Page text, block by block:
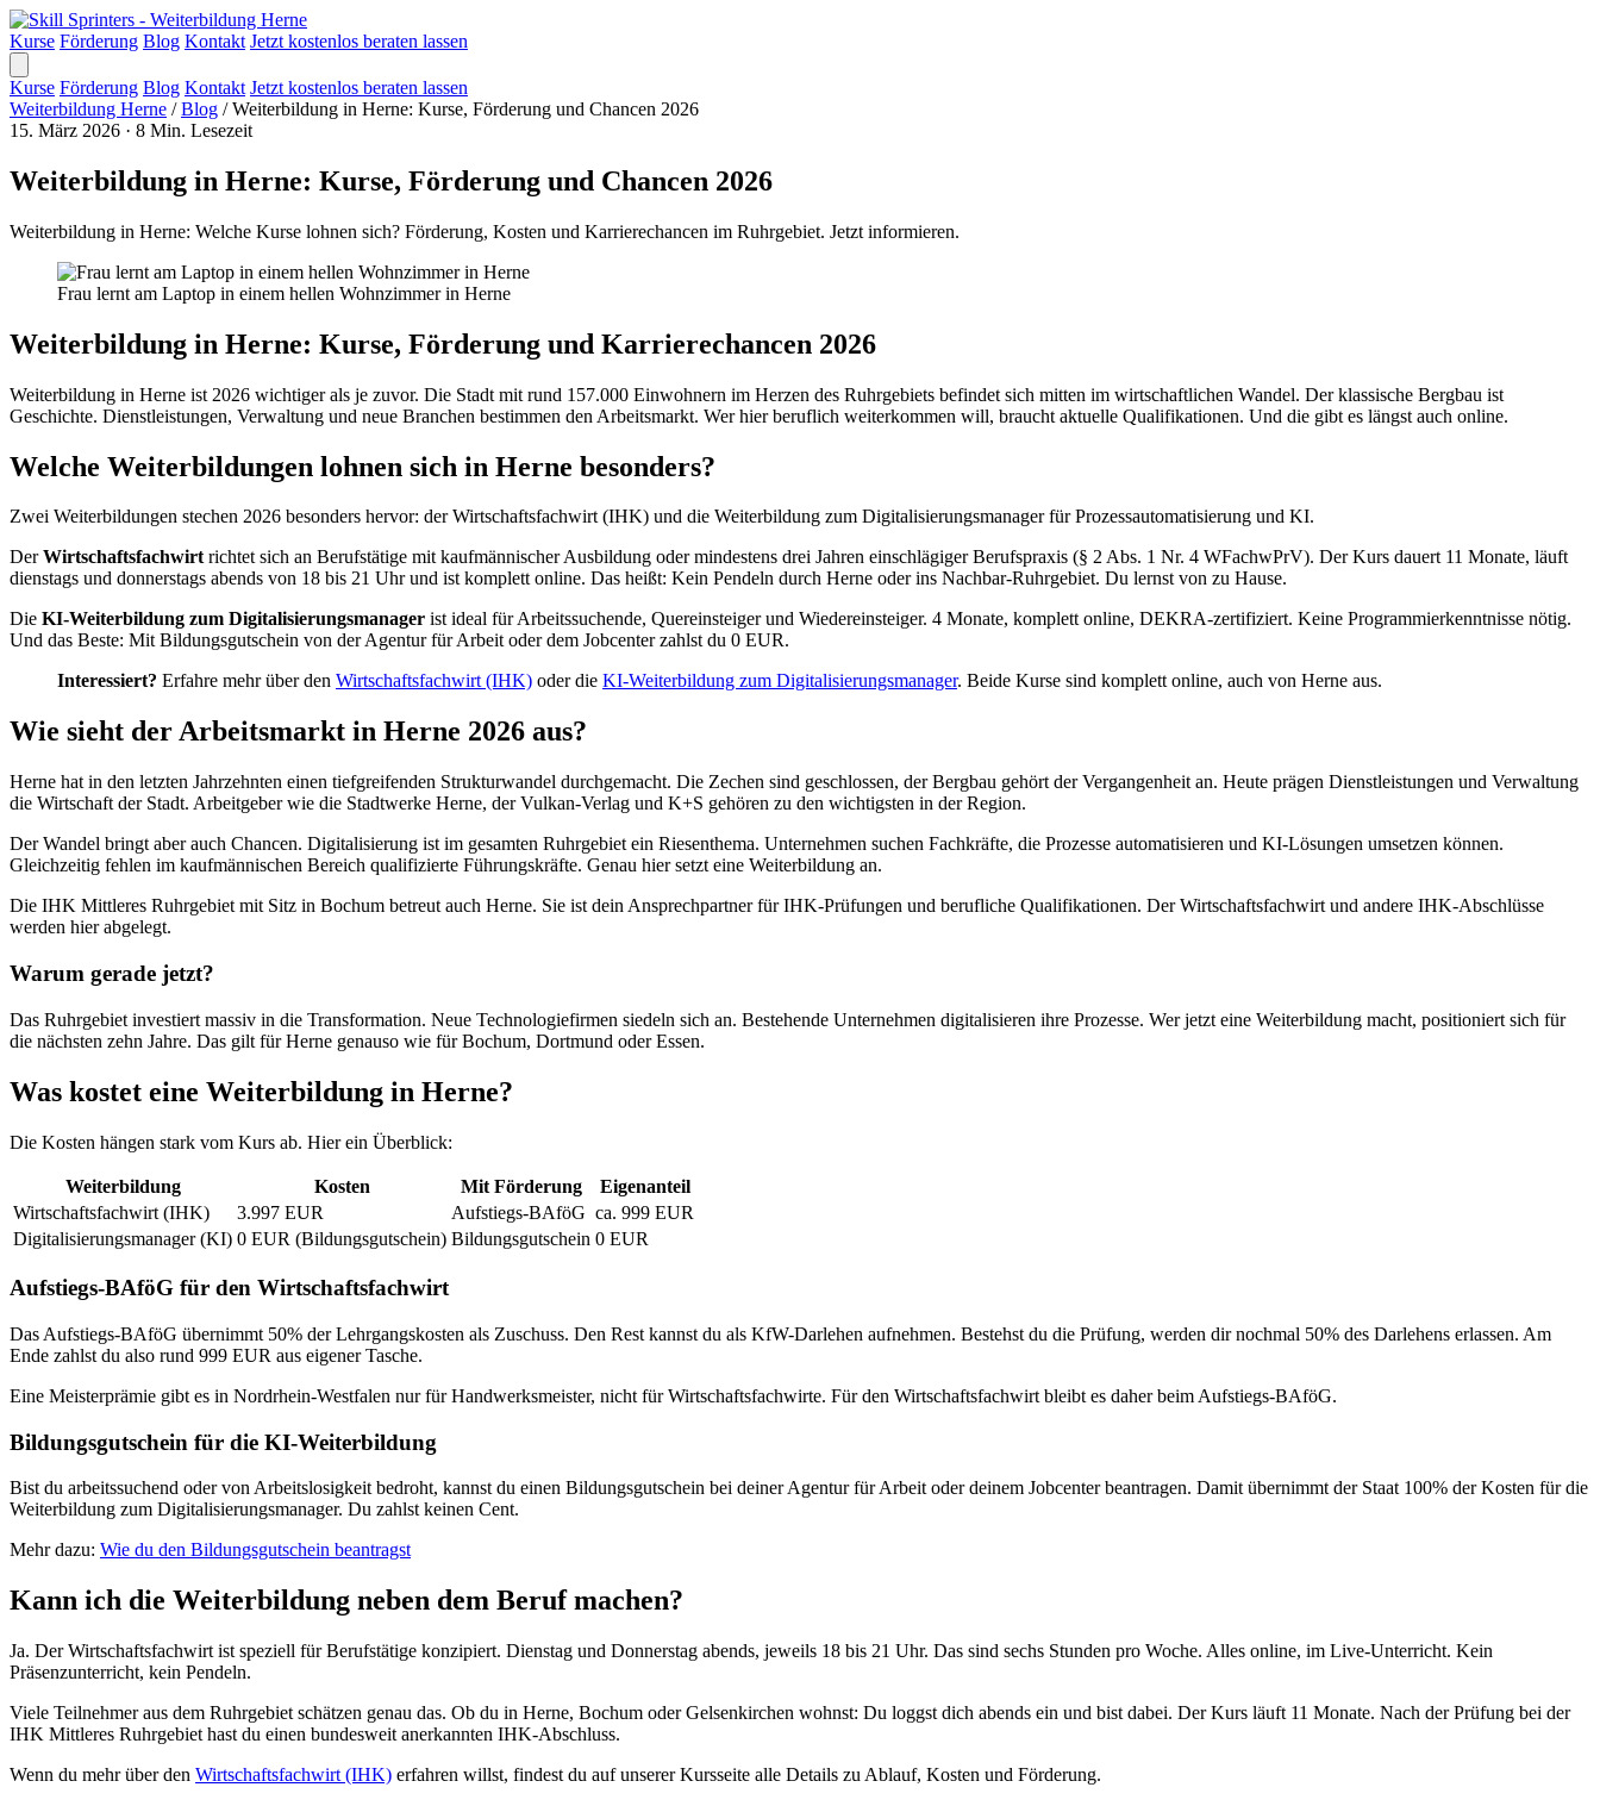
Kurse Förderung Blog Kontakt Jetzt kostenlos beraten lassen
Kurse Förderung Blog Kontakt Jetzt kostenlos beraten lassen
Weiterbildung Herne / Blog / Weiterbildung in Herne: Kurse, Förderung und Chancen 2026
15. März 2026 · 8 Min. Lesezeit
Weiterbildung in Herne: Kurse, Förderung und Chancen 2026
Weiterbildung in Herne: Welche Kurse lohnen sich? Förderung, Kosten und Karrierechancen im Ruhrgebiet. Jetzt informieren.
Frau lernt am Laptop in einem hellen Wohnzimmer in Herne
Weiterbildung in Herne: Kurse, Förderung und Karrierechancen 2026
Weiterbildung in Herne ist 2026 wichtiger als je zuvor. Die Stadt mit rund 157.000 Einwohnern im Herzen des Ruhrgebiets befindet sich mitten im wirtschaftlichen Wandel. Der klassische Bergbau ist
Geschichte. Dienstleistungen, Verwaltung und neue Branchen bestimmen den Arbeitsmarkt. Wer hier beruflich weiterkommen will, braucht aktuelle Qualifikationen. Und die gibt es längst auch online.
Welche Weiterbildungen lohnen sich in Herne besonders?
Zwei Weiterbildungen stechen 2026 besonders hervor: der Wirtschaftsfachwirt (IHK) und die Weiterbildung zum Digitalisierungsmanager für Prozessautomatisierung und KI.
DerWirtschaftsfachwirtrichtet sich an Berufstätige mit kaufmännischer Ausbildung oder mindestens drei Jahren einschlägiger Berufspraxis (§ 2 Abs. 1 Nr. 4 WFachwPrV). Der Kurs dauert 11 Monate, läuft
dienstags und donnerstags abends von 18 bis 21 Uhr und ist komplett online. Das heißt: Kein Pendeln durch Herne oder ins Nachbar-Ruhrgebiet. Du lernst von zu Hause.
Die KI-Weiterbildung zum Digitalisierungsmanager ist ideal für Arbeitssuchende, Quereinsteiger und Wiedereinsteiger. 4 Monate, komplett online, DEKRA-zertifiziert. Keine Programmierkenntnisse nötig.
Und das Beste: Mit Bildungsgutschein von der Agentur für Arbeit oder dem Jobcenter zahlst du 0 EUR.
Interessiert? Erfahre mehr über den Wirtschaftsfachwirt (IHK) oder die KI-Weiterbildung zum Digitalisierungsmanager. Beide Kurse sind komplett online, auch von Herne aus.
Wie sieht der Arbeitsmarkt in Herne 2026 aus?
Herne hat in den letzten Jahrzehnten einen tiefgreifenden Strukturwandel durchgemacht. Die Zechen sind geschlossen, der Bergbau gehört der Vergangenheit an. Heute prägen Dienstleistungen und Verwaltung
die Wirtschaft der Stadt. Arbeitgeber wie die Stadtwerke Herne, der Vulkan-Verlag und K+S gehören zu den wichtigsten in der Region.
Der Wandel bringt aber auch Chancen. Digitalisierung ist im gesamten Ruhrgebiet ein Riesenthema. Unternehmen suchen Fachkräfte, die Prozesse automatisieren und KI-Lösungen umsetzen können.
Gleichzeitig fehlen im kaufmännischen Bereich qualifizierte Führungskräfte. Genau hier setzt eine Weiterbildung an.
Die IHK Mittleres Ruhrgebiet mit Sitz in Bochum betreut auch Herne. Sie ist dein Ansprechpartner für IHK-Prüfungen und berufliche Qualifikationen. Der Wirtschaftsfachwirt und andere IHK-Abschlüsse
werden hier abgelegt.
Warum gerade jetzt?
Das Ruhrgebiet investiert massiv in die Transformation. Neue Technologiefirmen siedeln sich an. Bestehende Unternehmen digitalisieren ihre Prozesse. Wer jetzt eine Weiterbildung macht, positioniert sich für
die nächsten zehn Jahre. Das gilt für Herne genauso wie für Bochum, Dortmund oder Essen.
Was kostet eine Weiterbildung in Herne?
Die Kosten hängen stark vom Kurs ab. Hier ein Überblick:
Weiterbildung Kosten Mit Förderung
Eigenanteil
Wirtschaftsfachwirt (IHK)
3.997 EUR Aufstiegs-BAföG ca. 999 EUR
Digitalisierungsmanager (KI) 0 EUR (Bildungsgutschein) Bildungsgutschein 0 EUR
Aufstiegs-BAföG für den Wirtschaftsfachwirt
Das Aufstiegs-BAföG übernimmt 50% der Lehrgangskosten als Zuschuss. Den Rest kannst du als KfW-Darlehen aufnehmen. Bestehst du die Prüfung, werden dir nochmal 50% des Darlehens erlassen. Am
Ende zahlst du also rund 999 EUR aus eigener Tasche.
Eine Meisterprämie gibt es in Nordrhein-Westfalen nur für Handwerksmeister, nicht für Wirtschaftsfachwirte. Für den Wirtschaftsfachwirt bleibt es daher beim Aufstiegs-BAföG.
Bildungsgutschein für die KI-Weiterbildung
Bist du arbeitssuchend oder von Arbeitslosigkeit bedroht, kannst du einen Bildungsgutschein bei deiner Agentur für Arbeit oder deinem Jobcenter beantragen. Damit übernimmt der Staat 100% der Kosten für die
Weiterbildung zum Digitalisierungsmanager. Du zahlst keinen Cent.
Mehr dazu: Wie du den Bildungsgutschein beantragst
Kann ich die Weiterbildung neben dem Beruf machen?
Ja. Der Wirtschaftsfachwirt ist speziell für Berufstätige konzipiert. Dienstag und Donnerstag abends, jeweils 18 bis 21 Uhr. Das sind sechs Stunden pro Woche. Alles online, im Live-Unterricht. Kein
Präsenzunterricht, kein Pendeln.
Viele Teilnehmer aus dem Ruhrgebiet schätzen genau das. Ob du in Herne, Bochum oder Gelsenkirchen wohnst: Du loggst dich abends ein und bist dabei. Der Kurs läuft 11 Monate. Nach der Prüfung bei der
IHK Mittleres Ruhrgebiet hast du einen bundesweit anerkannten IHK-Abschluss.
Wenn du mehr über den Wirtschaftsfachwirt (IHK) erfahren willst, findest du auf unserer Kursseite alle Details zu Ablauf, Kosten und Förderung.